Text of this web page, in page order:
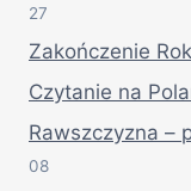
27
Zakończenie
Czytanie na
Rawszczyzna –
08